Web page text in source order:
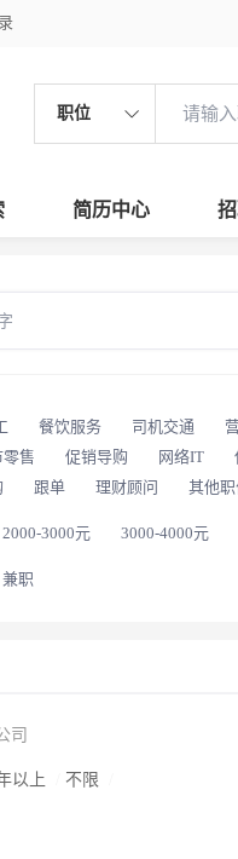
职位
简历中心
餐饮服务 司机交通
售 促销导购 网络IT
跟单 理财顾问 其他职
2000-3000元 3000-4000元
兼职
司
以上 不限